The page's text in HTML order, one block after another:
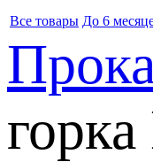
Все товары До 6